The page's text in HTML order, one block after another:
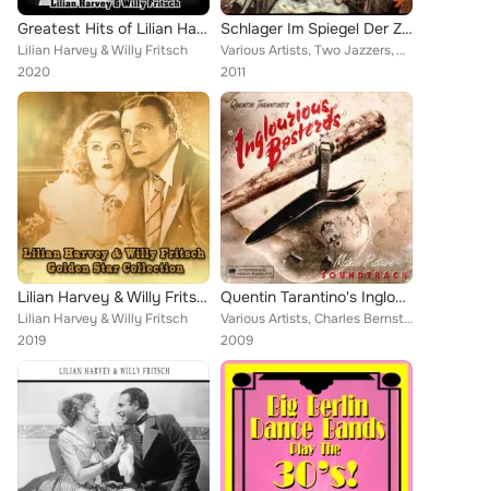
Greatest Hits of Lilian Harvey & Willy Fritsch
Lilian Harvey & Willy Fritsch
2020
Schlager Im Spiegel Der Zeit - 1929
Various Artists, Two Jazzers, Willy Fritsch, Bertolt Brecht, Austin Egen, Lotte Lenja, Otto Fassel, Richard Tauber, Claire Waldo...
2011
Lilian Harvey & Willy Fritsch - Golden Star Collection
Lilian Harvey & Willy Fritsch
2019
Quentin Tarantino's Inglourious Basterds (Motion Picture Soundtrack) (Deluxe)
Various Artists, Charles Bernstein, Lilian Harvey, Ennio Morricone, Samantha Shelton, The Film Studio Orchestra, Lalo Schifrin, ...
2009